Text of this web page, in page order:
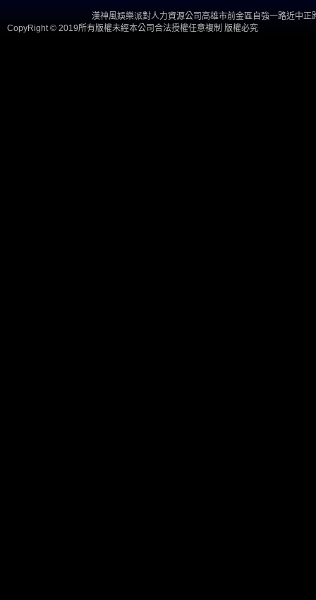
漢神風娛樂派對人力資源公司高雄市前金區自強一路近中正
CopyRight © 2019所有版權未經本公司合法授權任意複制 版權必究